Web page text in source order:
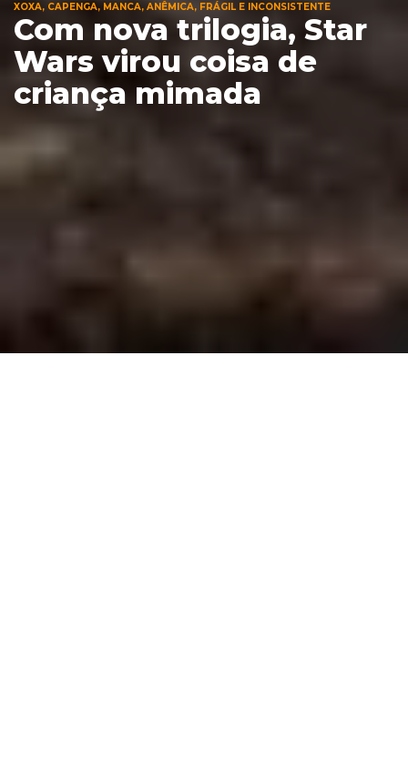
XOXA, CAPENGA, MANCA, ANÊMICA, FRÁGIL E INCONSISTENTE
Com nova trilogia, Star
Wars virou coisa de
criança mimada